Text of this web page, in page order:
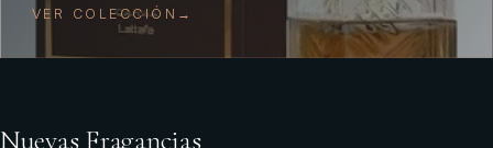
VER COLECCIÓN
Nuevas Fragancias